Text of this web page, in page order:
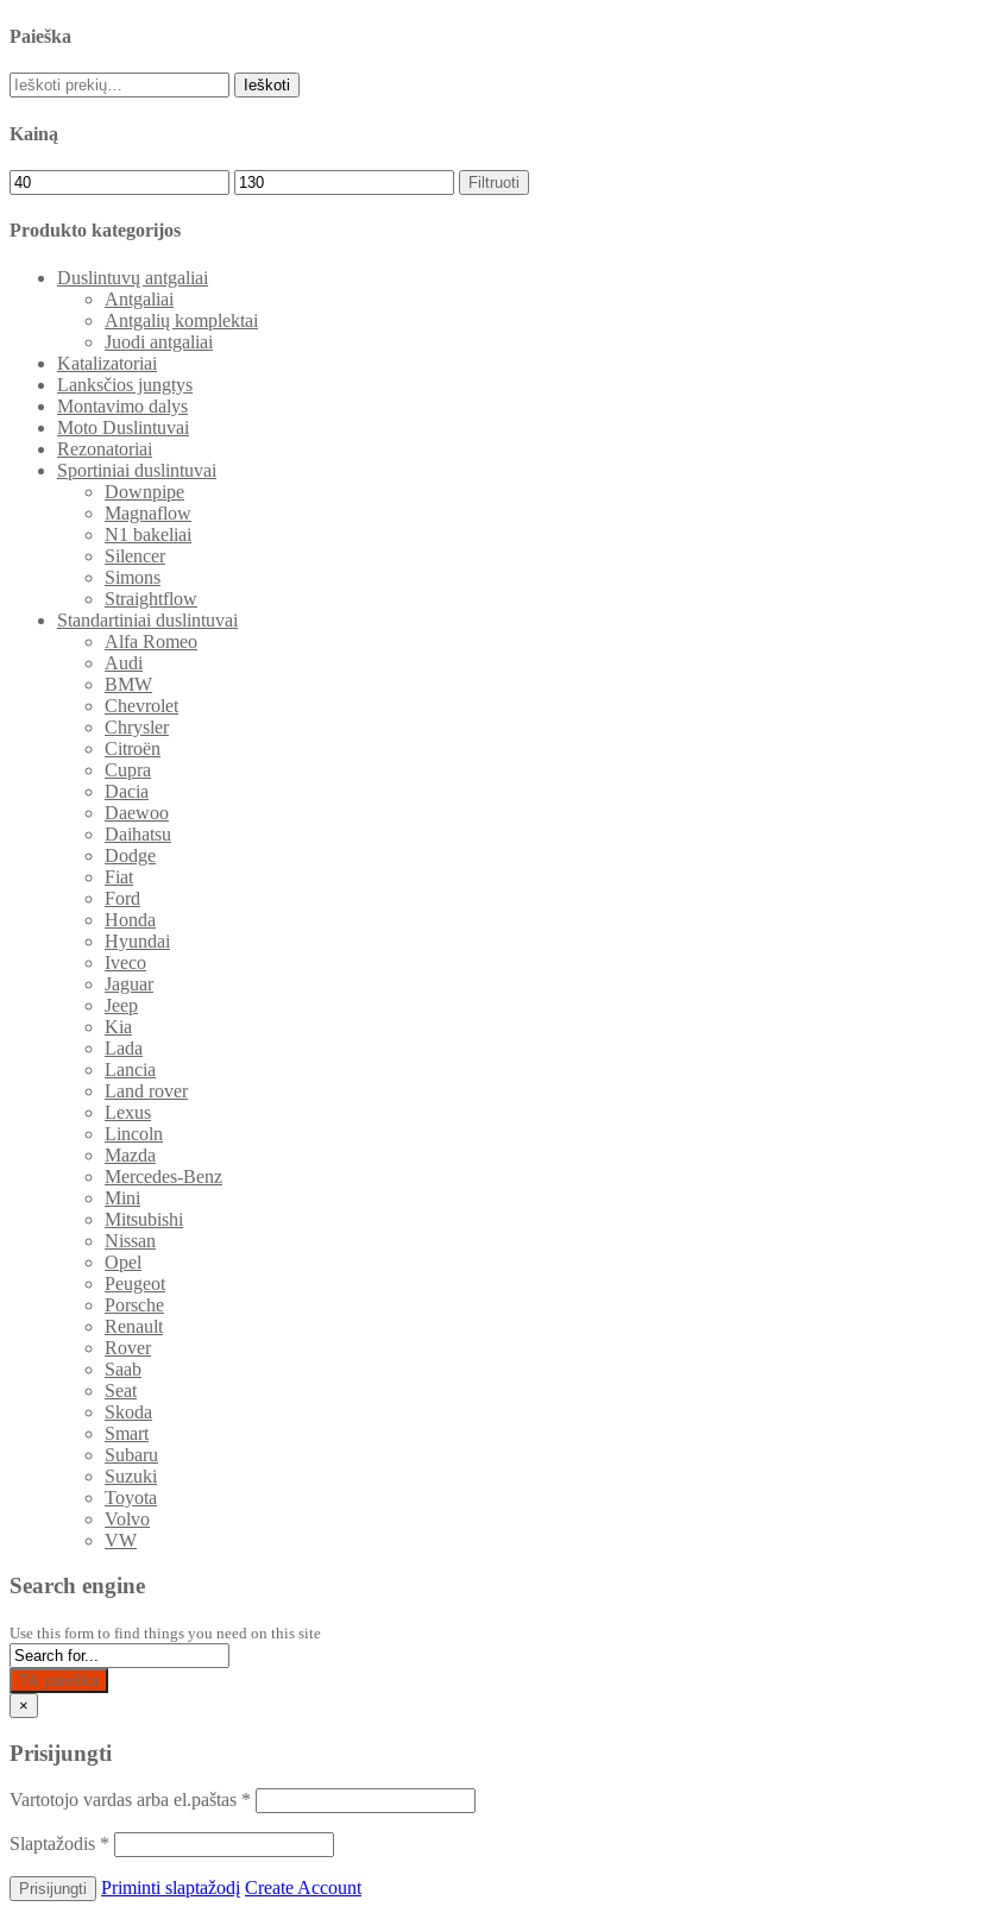
Paieška
Ieškoti: Ieškoti
Kainą
Filtruoti
Produkto kategorijos
Duslintuvų antgaliai
Antgaliai
Antgalių komplektai
Juodi antgaliai
Katalizatoriai
Lanksčios jungtys
Montavimo dalys
Moto Duslintuvai
Rezonatoriai
Sportiniai duslintuvai
Downpipe
Magnaflow
N1 bakeliai
Silencer
Simons
Straightflow
Standartiniai duslintuvai
Alfa Romeo
Audi
BMW
Chevrolet
Chrysler
Citroën
Cupra
Dacia
Daewoo
Daihatsu
Dodge
Fiat
Ford
Honda
Hyundai
Iveco
Jaguar
Jeep
Kia
Lada
Lancia
Land rover
Lexus
Lincoln
Mazda
Mercedes-Benz
Mini
Mitsubishi
Nissan
Opel
Peugeot
Porsche
Renault
Rover
Saab
Seat
Skoda
Smart
Subaru
Suzuki
Toyota
Volvo
VW
Search engine
Use this form to find things you need on this site
Tik paieška
×
Prisijungti
Vartotojo vardas arba el.paštas *
Slaptažodis *
Priminti slaptažodį Create Account